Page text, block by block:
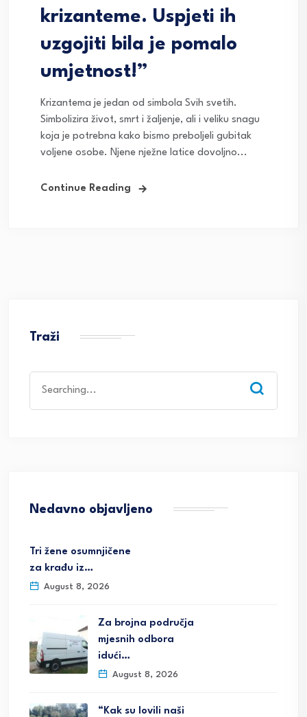
krizanteme. Uspjeti ih
uzgojiti bila je pomalo
umjetnost!”
Krizantema je jedan od simbola Svih svetih.
Simbolizira život, smrt i žaljenje, ali i veliku snagu
koja je potrebna kako bismo preboljeli gubitak
voljene osobe. Njene nježne latice dovoljno...
Continue Reading
Traži
for:
Nedavno objavljeno
Tri žene osumnjičene
za krađu iz…
August 8, 2026
Za brojna područja
mjesnih odbora
idući…
August 8, 2026
“Kak su lovili naši